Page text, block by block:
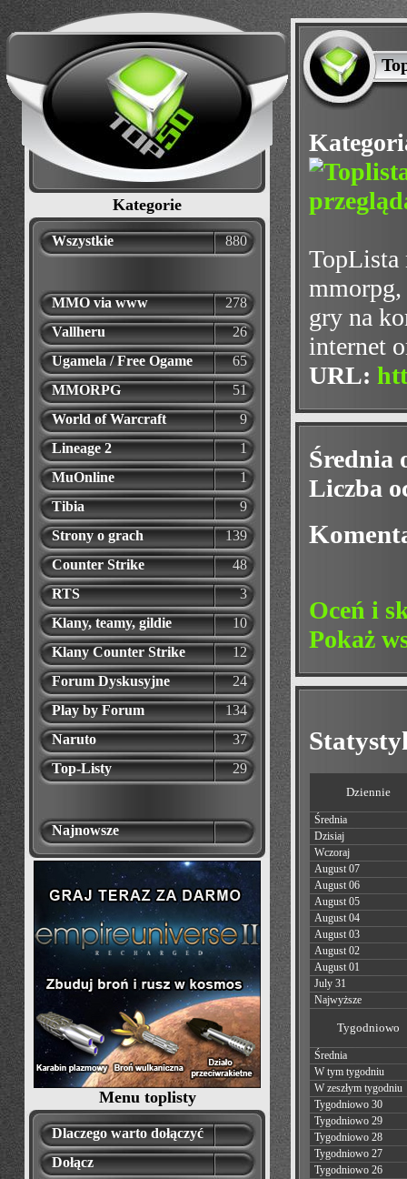
Kategorie
Wszystkie 880
MMO via www
278
Vallheru
26
Ugamela / Free Ogame
65
MMORPG
51
World of Warcraft
9
Lineage 2
1
MuOnline
1
Tibia
9
Strony o grach
139
Counter Strike
48
RTS
3
Klany, teamy, gildie
10
Klany Counter Strike
12
Forum Dyskusyjne
24
Play by Forum
134
Naruto
37
Top-Listy
29
Najnowsze
Menu toplisty
Dlaczego warto dołączyć
Dołącz
TopLista
gry na
internet
URL:
Średnia
Liczba
Oceń i
Pokaż
Dziennie
Średnia
Dzisiaj
Wczoraj
August 07
August 06
August 05
August 04
August 03
August 02
August 01
July 31
Najwyższe
Tygodniowo
Średnia
W tym tygodniu
W zeszłym tygodniu
Tygodniowo 30
Tygodniowo 29
Tygodniowo 28
Tygodniowo 27
Tygodniowo 26